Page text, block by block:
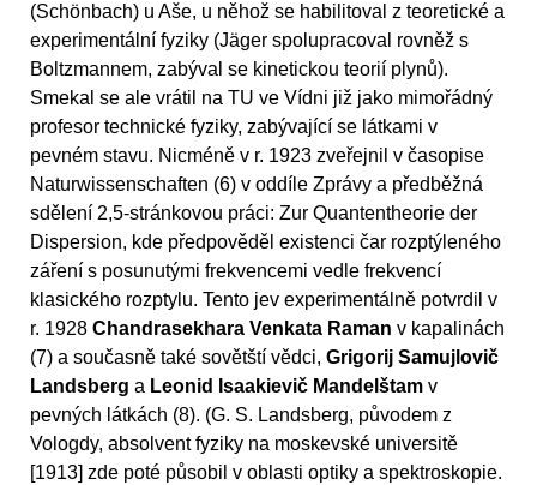
(Schönbach) u Aše, u něhož se habilitoval z teoretické a
experimentální fyziky (Jäger spolupracoval rovněž s
Boltzmannem, zabýval se kinetickou teorií plynů).
Smekal se ale vrátil na TU ve Vídni již jako mimořádný
profesor technické fyziky, zabývající se látkami v
pevném stavu. Nicméně v r. 1923 zveřejnil v časopise
Naturwissenschaften (6) v oddíle Zprávy a předběžná
sdělení 2,5-stránkovou práci: Zur Quantentheorie der
Dispersion, kde předpověděl existenci čar rozptýleného
záření s posunutými frekvencemi vedle frekvencí
klasického rozptylu. Tento jev experimentálně potvrdil v
r. 1928 Chandrasekhara Venkata Raman v kapalinách
(7) a současně také sovětští vědci, Grigorij Samujlovič
Landsberg a Leonid Isaakievič Mandelštam v
pevných látkách (8). (G. S. Landsberg, původem z
Vologdy, absolvent fyziky na moskevské universitě
[1913] zde poté působil v oblasti optiky a spektroskopie.